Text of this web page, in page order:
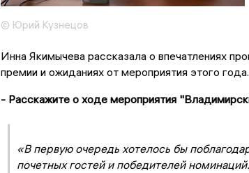
© Юрий Кузнецов
Инна Якимычева рассказала о впечатлениях
премии и ожиданиях от мероприятия этого года.
- Расскажите о ходе мероприятия
«В первую очередь хотелось бы
почетных гостей и победителей